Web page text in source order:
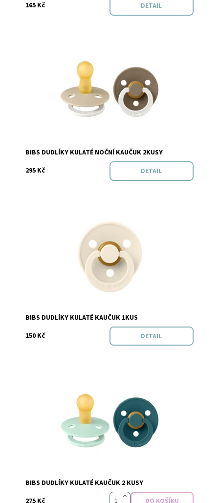
165 Kč
DETAIL
Skladem
BIBS
BIBS DUDLÍKY KULATÉ NOČNÍ KAUČUK 2KUSY
295 Kč
DETAIL
Skladem
BIBS DUDLÍKY KULATÉ KAUČUK 1KUS
150 Kč
DETAIL
Skladem
BIBS DUDLÍKY KULATÉ KAUČUK 2 KUSY
275 Kč